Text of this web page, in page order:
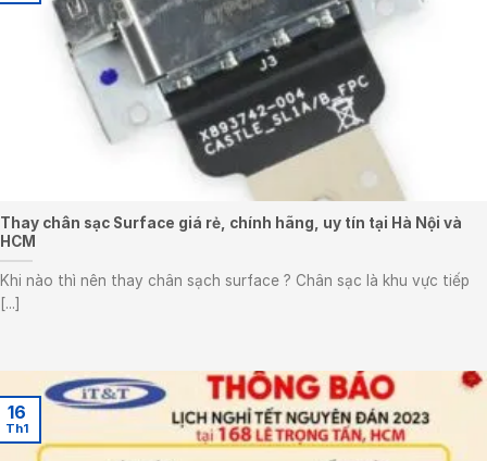
Thay chân sạc Surface giá rẻ, chính hãng, uy tín tại Hà Nội và
HCM
Khi nào thì nên thay chân sạch surface ? Chân sạc là khu vực tiếp
[...]
16
Th1